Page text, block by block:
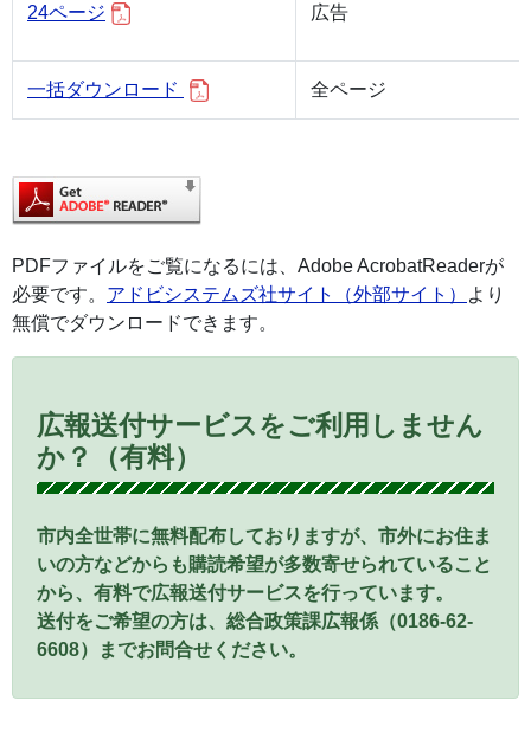
24ページ 広告
一括ダウンロード 全ページ
PDFファイルをご覧になるには、Adobe AcrobatReaderが
必要です。 アドビシステムズ社サイト（外部サイト）
より
無償でダウンロードできます。
広報送付サービスをご利用しません
か？（有料）
市内全世帯に無料配布しておりますが、市外にお住ま
いの方などからも購読希望が多数寄せられていること
から、有料で広報送付サービスを行っています。
送付をご希望の方は、総合政策課広報係（0186-62-
6608）までお問合せください。